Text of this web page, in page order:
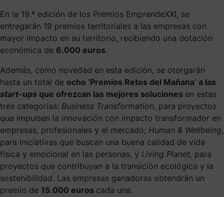
En la 19.ª edición de los Premios EmprendeXXI, se
entregarán 19 premios territoriales a las empresas con
mayor impacto en su territorio, recibiendo una dotación
económica de 6.000 euros.
Además, como novedad en esta edición, se otorgarán
hasta un total de ocho ‘Premios Retos del Mañana’ a las
start-ups que ofrezcan las mejores soluciones en estas
tres categorías: Business Transformation, para proyectos
que impulsen la innovación con impacto transformador en
empresas, profesionales y el mercado; Human & Wellbeing,
para iniciativas que buscan una buena calidad de vida
física y emocional en las personas, y Living Planet, para
proyectos que contribuyan a la transición ecológica y la
sostenibilidad. Las empresas ganadoras obtendrán un
premio de 15.000 euros cada una.